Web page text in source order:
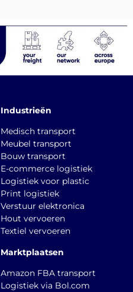
Industrieën
Medisch transport
Meubel transport
Bouw transport
E-commerce logistiek
Logistiek voor plastic
Print logistiek
Verstuur elektronica
Hout vervoeren
Textiel vervoeren
Marktplaatsen
Amazon FBA transport
Logistiek via Bol.com